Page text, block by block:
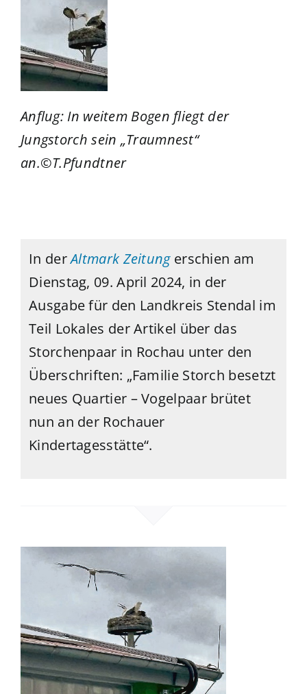
Anflug: In weitem Bogen fliegt der
Jungstorch sein „Traumnest“
an.©T.Pfundtner
In derAltmark Zeitungerschien am
Dienstag, 09. April 2024, in der
Ausgabe für den Landkreis Stendal im
Teil Lokales der Artikel über das
Storchenpaar in Rochau unter den
Überschriften: „Familie Storch besetzt
neues Quartier – Vogelpaar brütet
nun an der Rochauer
Kindertagesstätte“.